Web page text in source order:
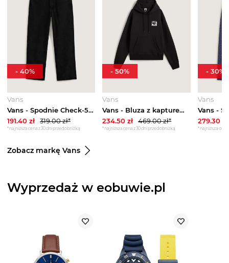
Vans
Vans - Spodnie Check-5 Loose Denim, male, Czarny
191.40 zł 319.00zł*
*najniższa cena z 30 dni przed obniżką
- 40%
Vans
Vans - Bluza z kapturem OTW x Motherlan, male, Czarny
234.50 zł 469.00zł*
*najniższa cena z 30 dni przed obniżką
-50%
Vans
279.30zł
*najniższa cena
- 30%
Zobacz markę Vans
Wyprzedaż w eobuwie.pl